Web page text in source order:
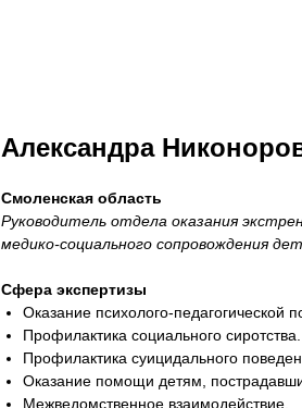
Александра
Смоленская область
Руководитель отдела оказания
медико-социального сопровождения
Сфера экспертизы
Оказание психолого-педагогической
Профилактика социального сиротства.
Профилактика суицидального
Оказание помощи детям,
Межведомственное взаимодействие.